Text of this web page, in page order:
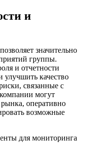
и
значительно
группы.
и отчетности
улучшить качество
связанные с
могут
оперативно
возможные
для мониторинга